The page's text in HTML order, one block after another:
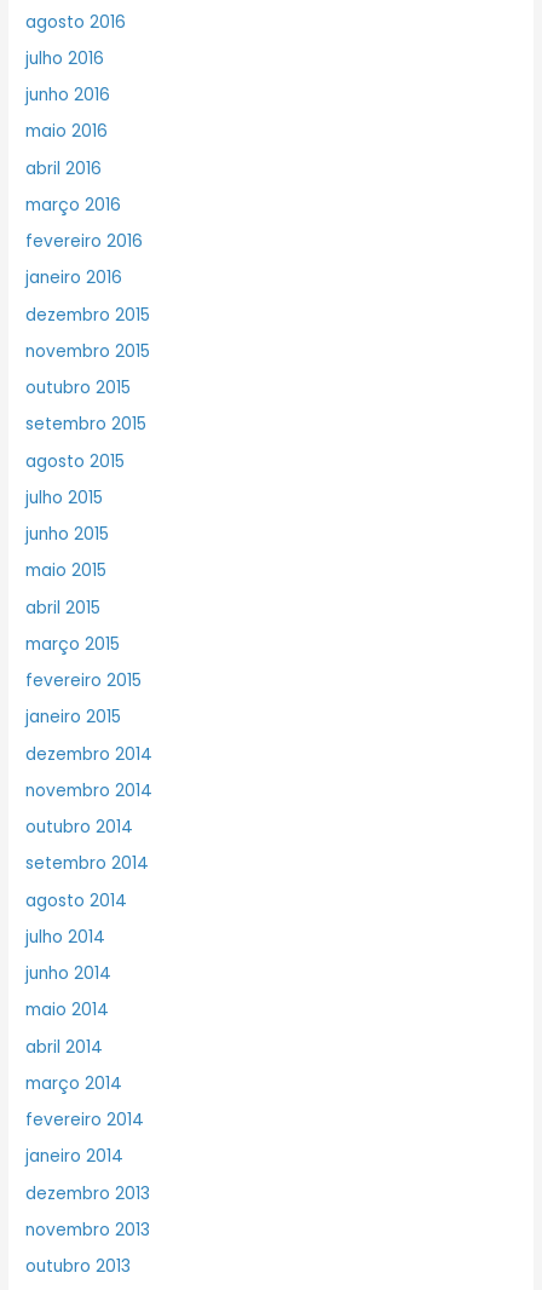
agosto 2016
julho 2016
junho 2016
maio 2016
abril 2016
março 2016
fevereiro 2016
janeiro 2016
dezembro 2015
novembro 2015
outubro 2015
setembro 2015
agosto 2015
julho 2015
junho 2015
maio 2015
abril 2015
março 2015
fevereiro 2015
janeiro 2015
dezembro 2014
novembro 2014
outubro 2014
setembro 2014
agosto 2014
julho 2014
junho 2014
maio 2014
abril 2014
março 2014
fevereiro 2014
janeiro 2014
dezembro 2013
novembro 2013
outubro 2013